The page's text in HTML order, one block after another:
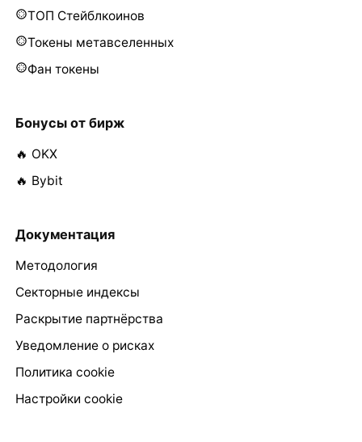
ТОП Стейблкоинов
Токены метавселенных
Фан токены
Бонусы от бирж
🔥 OKX
🔥 Bybit
Документация
Методология
Секторные индексы
Раскрытие партнёрства
Уведомление о рисках
Политика cookie
Настройки cookie